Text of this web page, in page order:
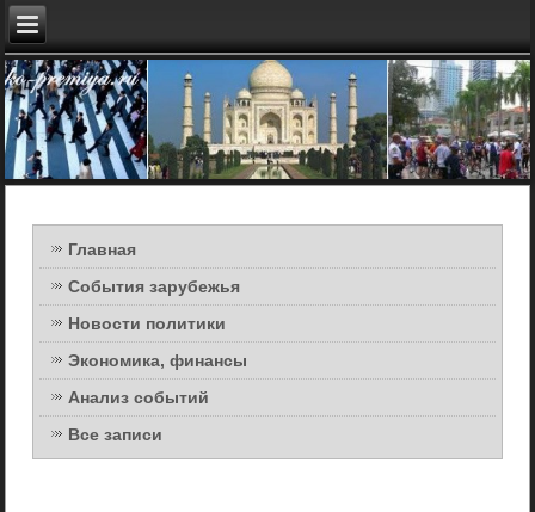
Главная
События зарубежья
Новости политики
Экономика, финансы
Анализ событий
Все записи